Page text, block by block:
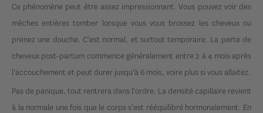
Ce phénomène peut être assez impressionnant. Vous pouvez voir des
mèches entières tomber lorsque vous vous brossez les cheveux ou
prenez une douche. C'est normal, et surtout temporaire. La perte de
cheveux post-partum commence généralement entre 2 à 4 mois après
l'accouchement et peut durer jusqu'à 6 mois, voire plus si vous allaitez.
Pas de panique, tout rentrera dans l'ordre. La densité capillaire revient
à la normale une fois que le corps s'est rééquilibré hormonalement. En